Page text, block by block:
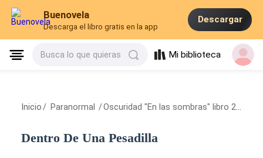
Buenovela
Descarga el libro gratis en la app
Descargar
Busca lo que quieras Mi biblioteca
Inicio / Paranormal /Oscuridad "En las sombras" libro 2
Dentro De Una Pesadilla